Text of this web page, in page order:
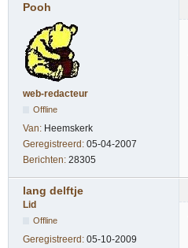
Pooh
web-redacteur
Offline
Van: Heemskerk
Geregistreerd: 05-04-2007
Berichten: 28305
lang delftje
Lid
Offline
Geregistreerd: 05-10-2009